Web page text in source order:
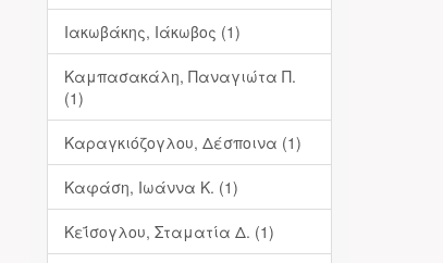
Ιακωβάκης, Ιάκωβος (1)
Καμπασακάλη, Παναγιώτα Π.
(1)
Καραγκιόζογλου, Δέσποινα (1)
Καφάση, Ιωάννα Κ. (1)
Κεΐσογλου, Σταματία Δ. (1)